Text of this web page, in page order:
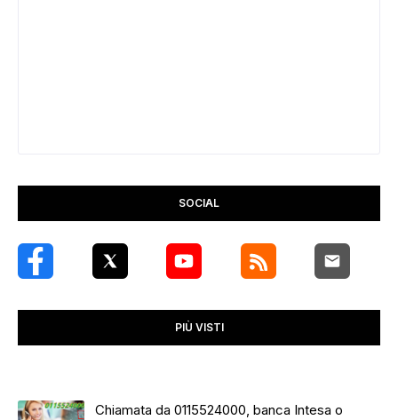
SOCIAL
PIÙ VISTI
Chiamata da 0115524000, banca Intesa o